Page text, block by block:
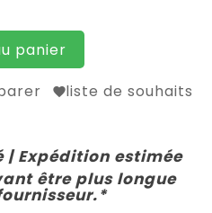
panier
liste de souhaits
| Expédition estimée
être plus longue